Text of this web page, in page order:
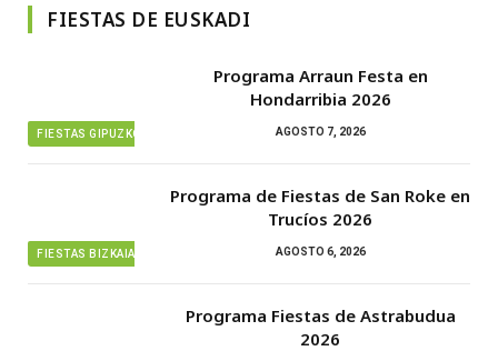
FIESTAS DE EUSKADI
FIESTAS GIPUZKOA
Programa Arraun Festa en
Hondarribia 2026
AGOSTO 7, 2026
FIESTAS BIZKAIA
Programa de Fiestas de San Roke en
Trucíos 2026
AGOSTO 6, 2026
Programa Fiestas de Astrabudua
2026